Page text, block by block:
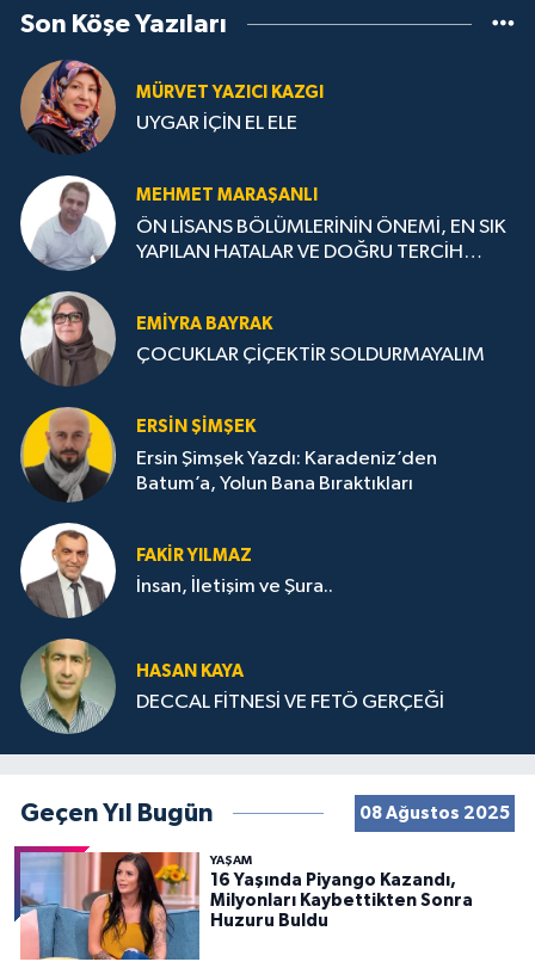
Son Köşe Yazıları
MÜRVET YAZICI KAZGI
UYGAR İÇİN EL ELE
MEHMET MARAŞANLI
ÖN LİSANS BÖLÜMLERİNİN ÖNEMİ, EN SIK
YAPILAN HATALAR VE DOĞRU TERCİH
EMIYRA BAYRAK
ÇOCUKLAR ÇİÇEKTİR SOLDURMAYALIM
ERSIN ŞIMŞEK
Ersin Şimşek Yazdı: Karadeniz’den
Batum’a, Yolun Bana Bıraktıkları
FAKIR YILMAZ
İnsan, İletişim ve Şura..
HASAN KAYA
DECCAL FİTNESİ VE FETÖ GERÇEĞİ
Geçen Yıl Bugün 08 Ağustos 2025
YAŞAM
16 Yaşında Piyango Kazandı,
Milyonları Kaybettikten Sonra
Huzuru Buldu